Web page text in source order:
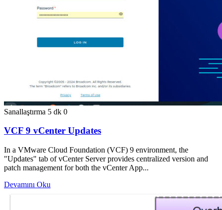
Sanallaştırma 5 dk 0
VCF 9 vCenter Updates
In a VMware Cloud Foundation (VCF) 9 environment, the
"Updates" tab of vCenter Server provides centralized version and
patch management for both the vCenter App...
Devamını Oku